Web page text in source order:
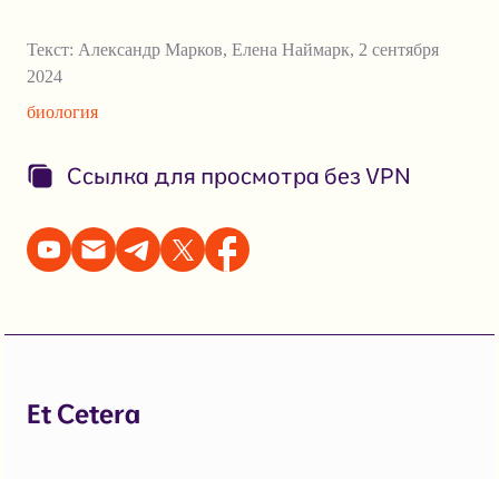
Текст: Александр Марков, Елена Наймарк, 2 сентября
2024
биология
Ссылка для просмотра без VPN
Et Cetera